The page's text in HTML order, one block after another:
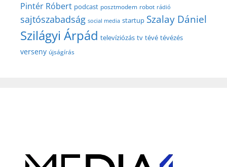
Pintér Róbert podcast posztmodem robot rádió
sajtószabadság social media startup Szalay Dániel
Szilágyi Árpád televíziózás tv tévé tévézés
verseny újságírás